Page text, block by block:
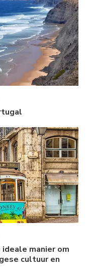
manier om
cultuur en